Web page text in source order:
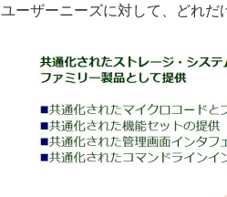
ユーザーニーズに対して、どれだ